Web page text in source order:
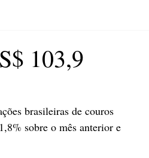
103,9
brasileiras de couros
sobre o mês anterior e